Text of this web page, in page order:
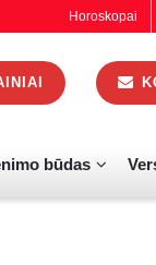
Horoskopai
būdas